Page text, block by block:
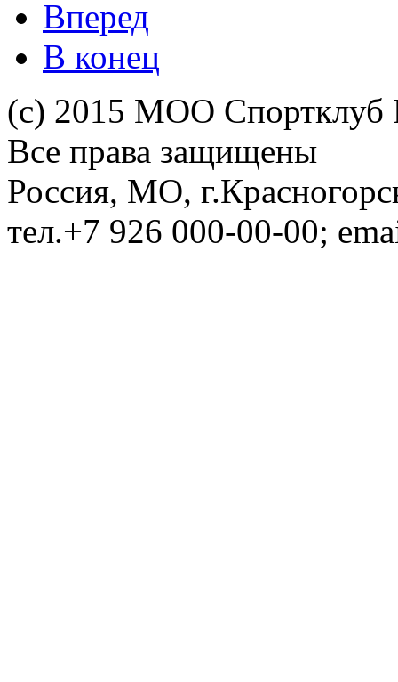
Вперед
В конец
(c) 2015 МОО
Все права защищены
Россия, МО,
тел.+7 926 000-00-00;